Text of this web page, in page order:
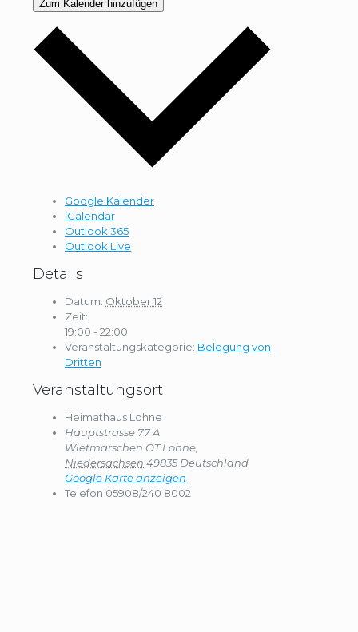
Zum Kalender hinzufügen
Google Kalender
iCalendar
Outlook 365
Outlook Live
Details
Datum: Oktober 12
Zeit:
19:00 - 22:00
Veranstaltungskategorie: Belegung von
Dritten
Veranstaltungsort
Heimathaus Lohne
Hauptstrasse 77 A
Wietmarschen OT Lohne
Niedersachsen 49835 Deutschland
Google Karte anzeigen
Telefon 05908/240 8002